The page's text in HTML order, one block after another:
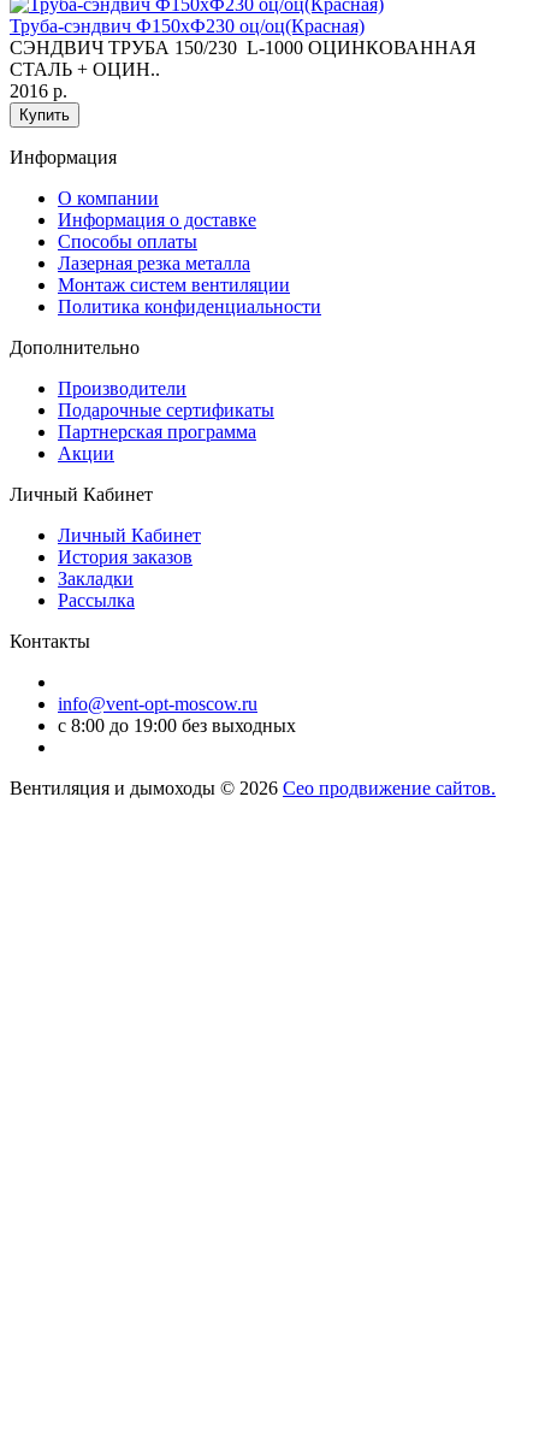
Труба-сэндвич Ф150хФ230 оц/оц(Красная)
СЭНДВИЧ ТРУБА 150/230 L-1000 ОЦИНКОВАННАЯ
СТАЛЬ + ОЦИН..
2016 р.
Купить
Информация
O компании
Информация о доставке
Способы оплаты
Лазерная резка металла
Монтаж систем вентиляции
Политика конфиденциальности
Дополнительно
Производители
Подарочные сертификаты
Партнерская программа
Акции
Личный Кабинет
Личный Кабинет
История заказов
Закладки
Рассылка
Контакты
info@vent-opt-moscow.ru
c 8:00 до 19:00 без выходных
Вентиляция и дымоходы © 2026 Сео продвижение сайтов.